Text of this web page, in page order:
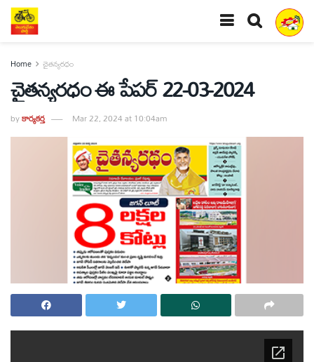
Home చైతన్యరధం
చైతన్యరధం ఈ పేపర్ 22-03-2024
byకార్యకర్త Mar 22, 2024 at 10:04am